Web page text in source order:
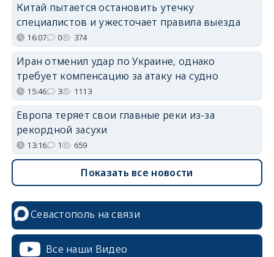
Китай пытается остановить утечку
специалистов и ужесточает правила выезда
16:07 0 374
Иран отменил удар по Украине, однако
требует компенсацию за атаку на судно
15:46 3 1113
Европа теряет свои главные реки из-за
рекордной засухи
13:16 1 659
Показать все новости
Севастополь на связи
Все наши Видео